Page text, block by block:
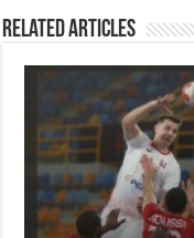
Related Articles